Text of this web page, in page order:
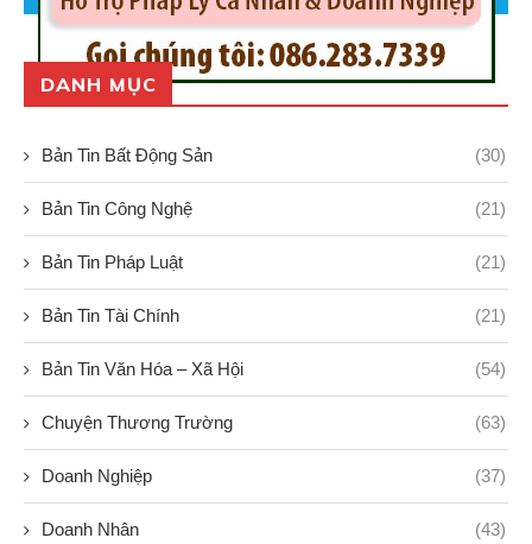
DANH MỤC
Bản Tin Bất Động Sản (30)
Bản Tin Công Nghệ (21)
Bản Tin Pháp Luật (21)
Bản Tin Tài Chính (21)
Bản Tin Văn Hóa – Xã Hội (54)
Chuyện Thương Trường (63)
Doanh Nghiệp (37)
Doanh Nhân (43)